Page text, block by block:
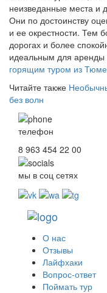
неизведанные места и
Они по достоинству
и ее окрестности. Тем
дорогах и более
идеальным для аренды
горящим туром из
Читайте также
без волн
телефон
8 963 454 22 00
мы в соц сетях
О нас
Отзывы
Лайфхаки
Вопрос-ответ
Поймать тур